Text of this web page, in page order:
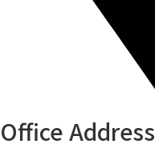
Office Address